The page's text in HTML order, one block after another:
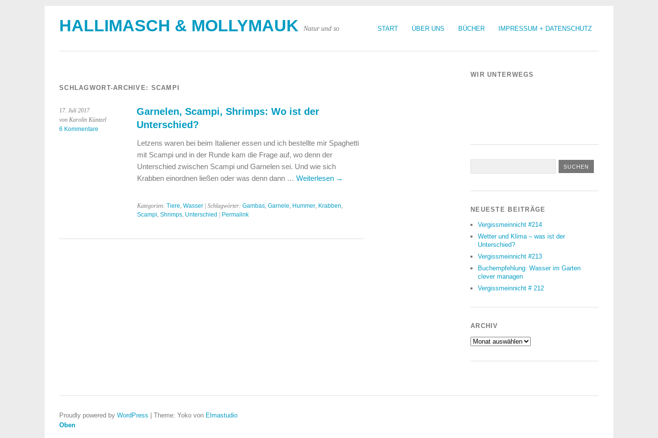
START ÜBER UNS BÜCHER IMPRESSUM + DATENSCHUTZ
HALLIMASCH & MOLLYMAUK Natur und so
SCHLAGWORT-ARCHIVE: SCAMPI
17. Juli 2017
von Karolin Küntzel
6 Kommentare
Garnelen, Scampi, Shrimps: Wo ist der
Unterschied?
Letzens waren bei beim Italiener essen und ich bestellte mir Spaghetti
mit Scampi und in der Runde kam die Frage auf, wo denn der
Unterschied zwischen Scampi und Garnelen sei. Und wie sich
Krabben einordnen ließen oder was denn dann … Weiterlesen →
Kategorien: Tiere, Wasser| Schlagwörter: Gambas, Garnele, Hummer, Krabben,
Scampi, Shrimps, Unterschied Permalink
WIR UNTERWEGS
NEUESTE BEITRÄGE
Vergissmeinnicht #214
Wetter und Klima – was ist der
Unterschied?
Vergissmeinnicht #213
Buchempfehlung: Wasser im Garten
clever managen
Vergissmeinnicht # 212
ARCHIV
Archiv
Proudly powered by WordPress Theme: Yoko von Elmastudio
Oben